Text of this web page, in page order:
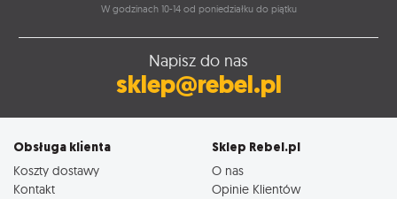
W godzinach 10-14 od poniedziałku do piątku
Napisz do nas
sklep@rebel.pl
Obsługa klienta
Koszty dostawy
Kontakt
Sklep Rebel.pl
O nas
Opinie Klientów